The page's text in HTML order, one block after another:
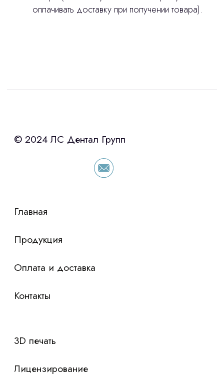
оплачивать доставку при получении товара).
Интересует лизинг?
«Уралпромлизинг» подберем выгодные
условия по лизингу оборудования,
просто оставьте контакты чтобы мы
сориентировали по условиям